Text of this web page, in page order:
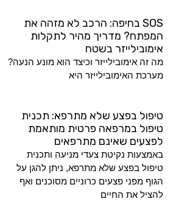
SOS בחיפה: הרכב לא מזהה את
המפתח? מדריך מהיר לתקלות
אימובילייזר בשטח
מה זה אימובילייזר וכיצד הוא מונע הנעה?
מערכת האימובילייזר היא
טיפול בפצע שלא מתרפא: תכנית
טיפול במרפאה פרטית מותאמת
לפצעים שאינם מתרפאים
באמצעות נקיטת צעדי מניעה ותכנית
טיפול בפצע שלא מתרפא, ניתן להגן על
הגוף מפני פצעים כרוניים מסוכנים ואף
להציל את החיים